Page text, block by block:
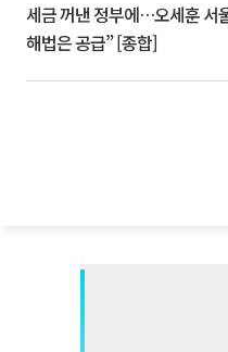
세금 꺼낸 정부에…오세훈 서
해법은 공급” [종합]